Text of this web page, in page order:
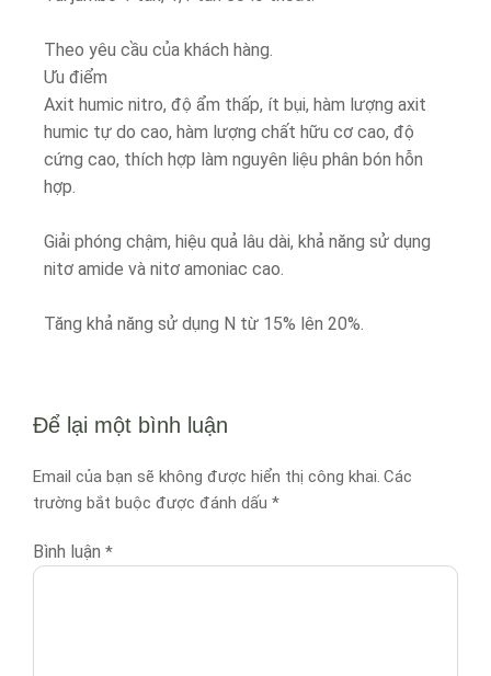
Theo yêu cầu của khách hàng.
Ưu điểm
Axit humic nitro, độ ẩm thấp, ít bụi, hàm lượng axit
humic tự do cao, hàm lượng chất hữu cơ cao, độ
cứng cao, thích hợp làm nguyên liệu phân bón hỗn
hợp.
Giải phóng chậm, hiệu quả lâu dài, khả năng sử dụng
nitơ amide và nitơ amoniac cao.
Tăng khả năng sử dụng N từ 15% lên 20%.
Để lại một bình luận
Email của bạn sẽ không được hiển thị công khai. Các
trường bắt buộc được đánh dấu *
Bình luận *